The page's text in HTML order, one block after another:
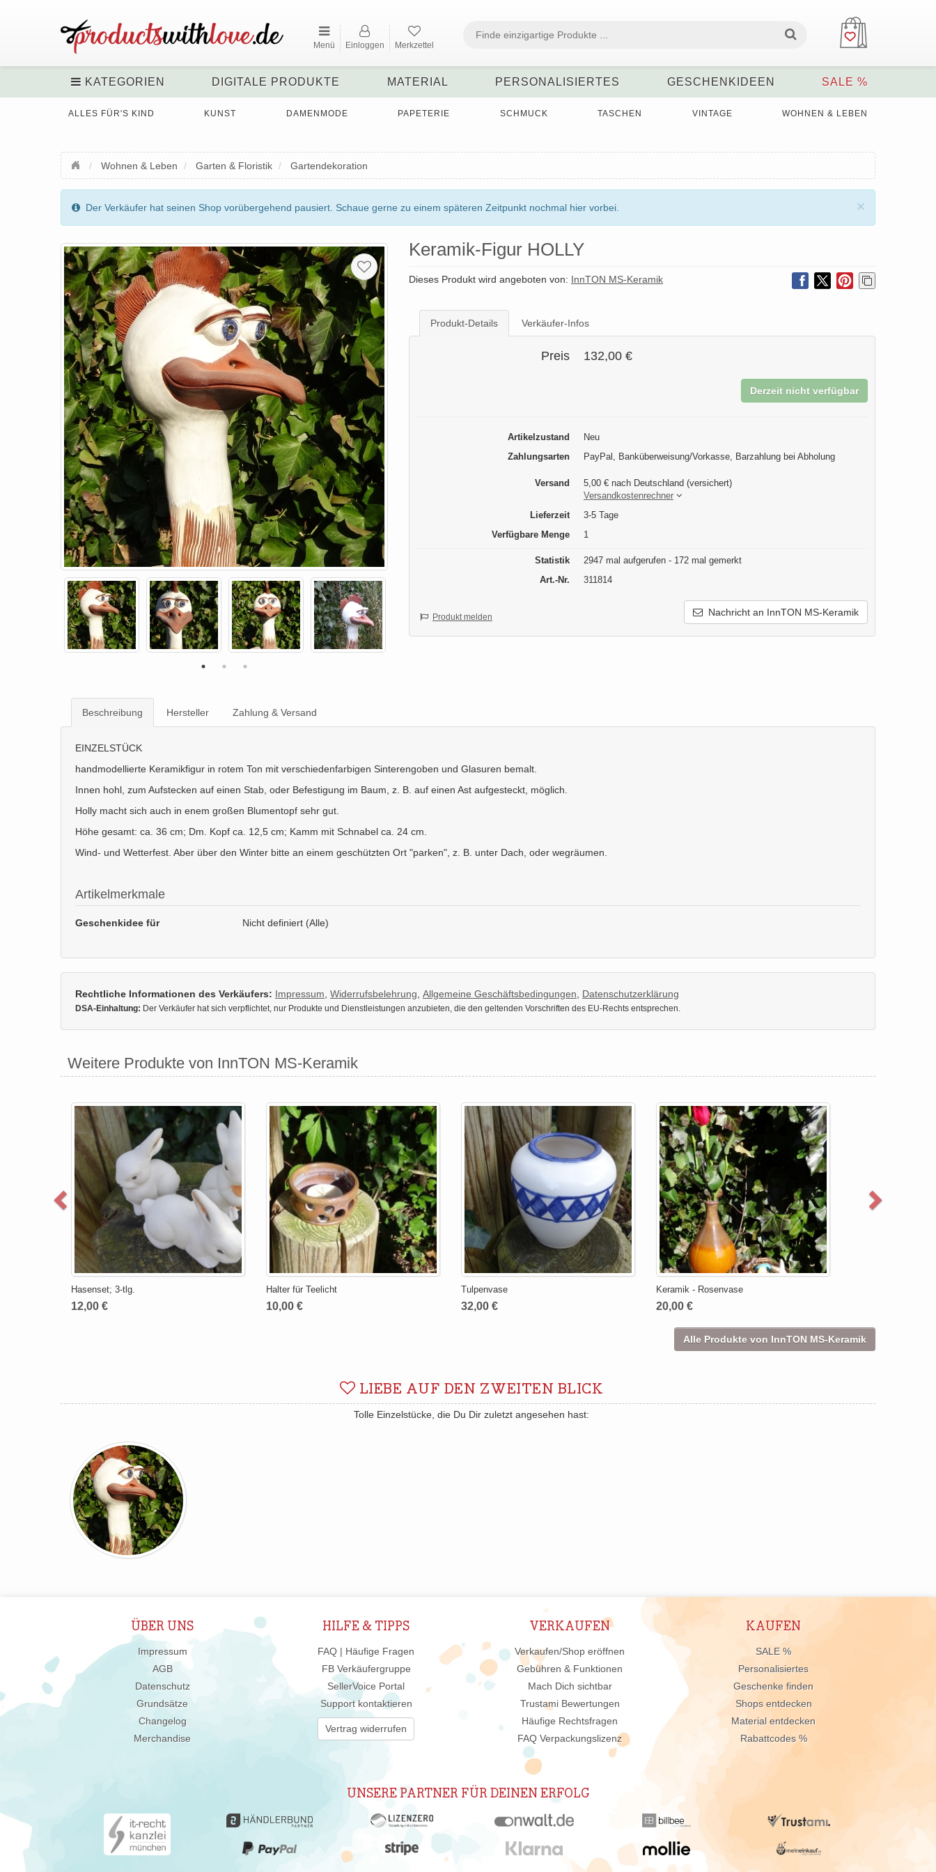
Menü Einloggen Merkzettel
KATEGORIEN DIGITALE PRODUKTE MATERIAL PERSONALISIERTES GESCHENKIDEEN SALE %
ALLES FÜR'S KIND KUNST DAMENMODE PAPETERIE SCHMUCK TASCHEN VINTAGE WOHNEN & LEBEN
Wohnen & Leben Garten & Floristik Gartendekoration
×
Der Verkäufer hat seinen Shop vorübergehend pausiert. Schaue gerne zu einem späteren Zeitpunkt nochmal hier vorbei.
Keramik-Figur HOLLY
Dieses Produkt wird angeboten von: InnTON MS-Keramik
Produkt-Details Verkäufer-Infos
Preis 132,00 €
Derzeit nicht verfügbar
Artikelzustand
Neu
Zahlungsarten
PayPal, Banküberweisung/Vorkasse, Barzahlung bei Abholung
Versand
5,00 € nach Deutschland (versichert)
Versandkostenrechner
Lieferzeit
3-5 Tage
Verfügbare Menge
1
Statistik
2947 mal aufgerufen - 172 mal gemerkt
Art.-Nr.
311814
Nachricht an InnTON MS-Keramik
Produkt melden
Beschreibung Hersteller Zahlung & Versand
EINZELSTÜCK
handmodellierte Keramikfigur in rotem Ton mit verschiedenfarbigen Sinterengoben und Glasuren bemalt.
Innen hohl, zum Aufstecken auf einen Stab, oder Befestigung im Baum, z. B. auf einen Ast aufgesteckt, möglich.
Holly macht sich auch in enem großen Blumentopf sehr gut.
Höhe gesamt: ca. 36 cm; Dm. Kopf ca. 12,5 cm; Kamm mit Schnabel ca. 24 cm.
Wind- und Wetterfest. Aber über den Winter bitte an einem geschützten Ort "parken", z. B. unter Dach, oder wegräumen.
Artikelmerkmale
Geschenkidee für Nicht definiert (Alle)
Rechtliche Informationen des Verkäufers: Impressum Widerrufsbelehrung Allgemeine Geschäftsbedingungen Datenschutzerklärung
DSA-Einhaltung: Der Verkäufer hat sich verpflichtet, nur Produkte und Dienstleistungen anzubieten, die den geltenden Vorschriften des EU-Rechts entsprechen.
Weitere Produkte von InnTON MS-Keramik
Hasenset; 3-tlg.
12,00 €
Halter für Teelicht
10,00 €
Tulpenvase
32,00 €
Keramik - Rosenvase
20,00 €
Alle Produkte von InnTON MS-Keramik
LIEBE AUF DEN ZWEITEN BLICK
Tolle Einzelstücke, die Du Dir zuletzt angesehen hast:
ÜBER UNS
Impressum
AGB
Datenschutz
Grundsätze
Changelog
Merchandise
HILFE & TIPPS
FAQ | Häufige Fragen
FB Verkäufergruppe
SellerVoice Portal
Support kontaktieren
Vertrag widerrufen
VERKAUFEN
Verkaufen/Shop eröffnen
Gebühren & Funktionen
Mach Dich sichtbar
Trustami Bewertungen
Häufige Rechtsfragen
FAQ Verpackungslizenz
KAUFEN
SALE %
Personalisiertes
Geschenke finden
Shops entdecken
Material entdecken
Rabattcodes %
UNSERE PARTNER FÜR DEINEN ERFOLG